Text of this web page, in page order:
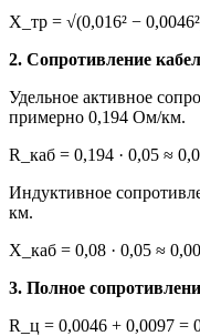
X_тр = √(0,016² −
2. Сопротивление
Удельное активное
примерно 0,194 Ом/км.
R_каб = 0,194 · 0,05 ≈
Индуктивное
км.
X_каб = 0,08 · 0,05 ≈
3. Полное
R_ц = 0,0046 + 0,0097 =